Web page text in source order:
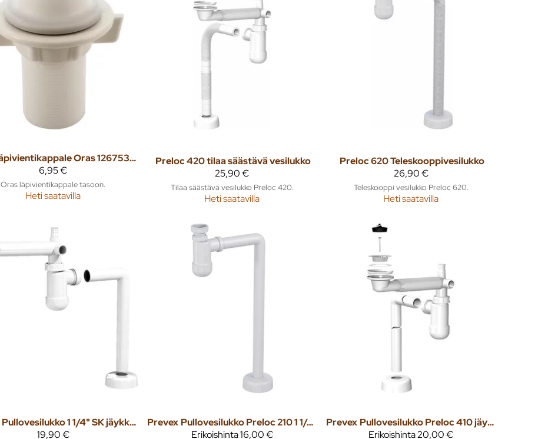
Läpivientikappale Oras 126753-11 valkoinen
6,95 €
Oras läpivientikappale tasoon.
Heti saatavilla
Preloc 420 tilaa säästävä vesilukko
25,90 €
Tilaa säästävä vesilukko Preloc 420.
Heti saatavilla
Preloc 620 Teleskooppivesilukko
26,90 €
Teleskooppi vesilukko Preloc 620.
Heti saatavilla
Pullovesilukko 1 1/4" SK jäykkä putki
19,90 €
Prevex
Pullovesilukko Preloc 210 1 1/4" kierteellä jäykkä putki
Erikoishinta16,00 €
Prevex
Pullovesilukko Preloc 410 jäykkä putki
Erikoishinta20,00 €